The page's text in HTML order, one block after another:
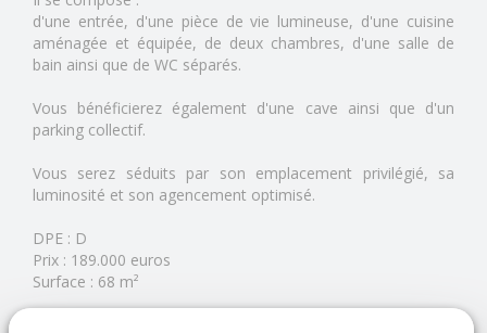
d'une entrée, d'une pièce de vie lumineuse, d'une cuisine
aménagée et équipée, de deux chambres, d'une salle de
bain ainsi que de WC séparés.
Vous bénéficierez également d'une cave ainsi que d'un
parking collectif.
Vous serez séduits par son emplacement privilégié, sa
luminosité et son agencement optimisé.
DPE : D
Prix : 189.000 euros
Surface : 68 m²